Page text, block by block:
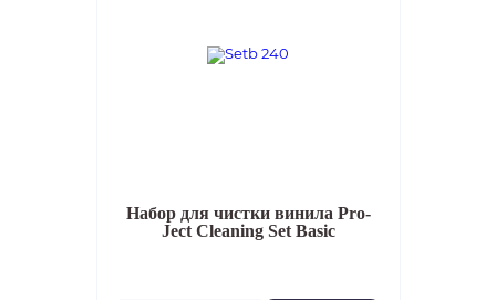
Набор для чистки винила Pro-
Ject Cleaning Set Basic